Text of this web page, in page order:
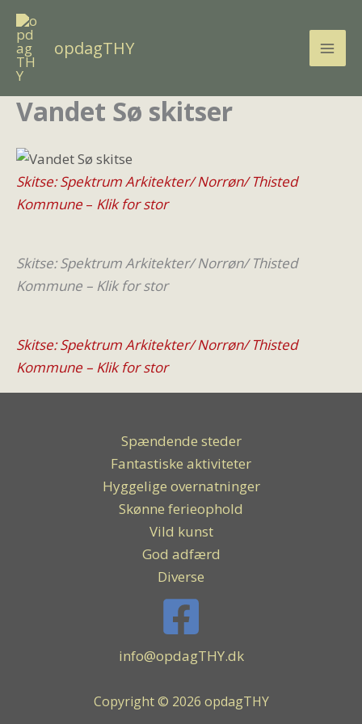
Gå
indholdetopdagTHY
Vandet Sø skitser
Skitse: Spektrum Arkitekter/ Norrøn/ Thisted
Kommune – Klik for stor
Skitse: Spektrum Arkitekter/ Norrøn/ Thisted
Kommune – Klik for stor
Skitse: Spektrum Arkitekter/ Norrøn/ Thisted
Kommune – Klik for stor
Spændende steder
Fantastiske aktiviteter
Hyggelige overnatninger
Skønne ferieophold
Vild kunst
God adfærd
Diverse
info@opdagTHY.dk
Copyright © 2026 opdagTHY